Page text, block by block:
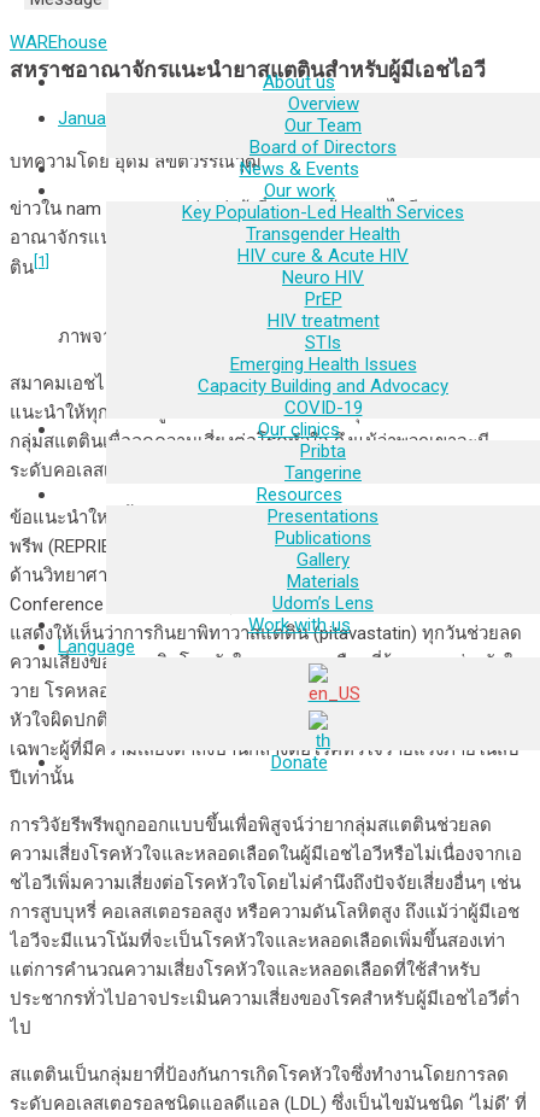
WAREhouse
About us
Overview
Our Team
Board of Directors
News & Events
Our work
Key Population-Led Health Services
Transgender Health
HIV cure & Acute HIV
Neuro HIV
PrEP
HIV treatment
STIs
Emerging Health Issues
Capacity Building and Advocacy
COVID-19
Our clinics
Pribta
Tangerine
Resources
Presentations
Publications
Gallery
Materials
Udom’s Lens
Work with us
Language
Donate
สหราชอาณาจักรแนะนำยาสแตตินสำหรับผู้มีเอชไอวี
January 5, 2024
บทความโดย อุดม ลิขิตวรรณวุฒิ
ข่าวใน nam aidsmap กล่าวว่าผู้เชี่ยวชาญด้านเอชไอวีของสหราช
อาณาจักรแนะนำให้ผู้มีเอชไอวีที่อายุตั้งแต่ 40 ปีขึ้นไปให้ใช้ยาสแต
ติน [1]
ภาพจาก Drug Discovery Word DDW
สมาคมเอชไอวีของอังกฤษ [British HIV Association (BHIVA)]
แนะนำให้ทุกคนที่อยู่ร่วมกับเอชไอวี และมีอายุ 40 ปีขึ้นไปควรกินยา
กลุ่มสแตตินเพื่อลดความเสี่ยงต่อโรคหัวใจ ถึงแม้ว่าพวกเขาจะมี
ระดับคอเลสเตอรอลไม่สูงหรือมีความเสี่ยงต่อโรคหัวใจต่ำก็ตาม
ข้อแนะนำใหม่นี้เป็นข้อแนะนำแรกของโลกที่ตอบรับผลการวิจัยรี
พรีพ (REPRIEVE) ที่ถูกนำเสนอในการประชุมสมาคมเอดส์นานาชาติ
ด้านวิทยาศาสตร์เอชไอวี (the International AIDS Society
Conference on HIV Science) เมื่อเดือนกรกฎาคมที่ผ่านมา การวิจัย
แสดงให้เห็นว่าการกินยาพิทาวาสแตติน (pitavastatin) ทุกวันช่วยลด
ความเสี่ยงของการเกิดโรคหัวใจและหลอดเลือดที่ร้ายแรง เช่น หัวใจ
วาย โรคหลอดเลือดสมองตีบตัน หรือ ลดความจำเป็นที่ต้องรักษาโรค
หัวใจผิดปกติที่รุนแรงลงได้ 35%ในผู้มีเอชไอวี แต่การวิจัยนี้คัดเลือก
เฉพาะผู้ที่มีความเสี่ยงต่ำถึงปานกลางต่อโรคหัวใจร้ายแรงภายในสิบ
ปีเท่านั้น
การวิจัยรีพรีพถูกออกแบบขึ้นเพื่อพิสูจน์ว่ายากลุ่มสแตตินช่วยลด
ความเสี่ยงโรคหัวใจและหลอดเลือดในผู้มีเอชไอวีหรือไม่เนื่องจากเอ
ชไอวีเพิ่มความเสี่ยงต่อโรคหัวใจโดยไม่คำนึงถึงปัจจัยเสี่ยงอื่นๆ เช่น
การสูบบุหรี่ คอเลสเตอรอลสูง หรือความดันโลหิตสูง ถึงแม้ว่าผู้มีเอช
ไอวีจะมีแนวโน้มที่จะเป็นโรคหัวใจและหลอดเลือดเพิ่มขึ้นสองเท่า
แต่การคำนวณความเสี่ยงโรคหัวใจและหลอดเลือดที่ใช้สำหรับ
ประชากรทั่วไปอาจประเมินความเสี่ยงของโรคสำหรับผู้มีเอชไอวีต่ำ
ไป
สแตตินเป็นกลุ่มยาที่ป้องกันการเกิดโรคหัวใจซึ่งทำงานโดยการลด
ระดับคอเลสเตอรอลชนิดแอลดีแอล (LDL) ซึ่งเป็นไขมันชนิด ‘ไม่ดี’ ที่